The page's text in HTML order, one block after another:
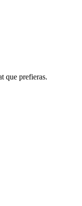
que prefieras.